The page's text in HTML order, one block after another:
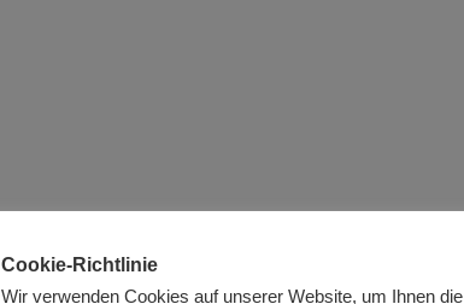
Cookie-Richtlinie
Wir verwenden Cookies auf unserer Website, um Ihnen die